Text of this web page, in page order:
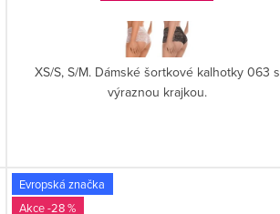
XS/S, S/M. Dámské šortkové kalhotky 063 s
výraznou krajkou.
Evropská značka
-28 %